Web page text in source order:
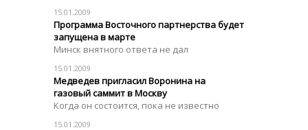
15.01.2009
Программа Восточного партнерства будет
запущена в марте
Минск внятного ответа не дал
15.01.2009
Медведев пригласил Воронина на
газовый саммит в Москву
Когда он состоится, пока не известно
15.01.2009